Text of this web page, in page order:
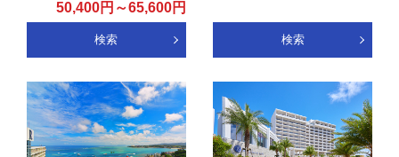
50,400円 ～65,600円
検索 検索